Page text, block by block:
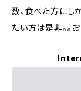
数、食べた方にし
たい方は是非。。